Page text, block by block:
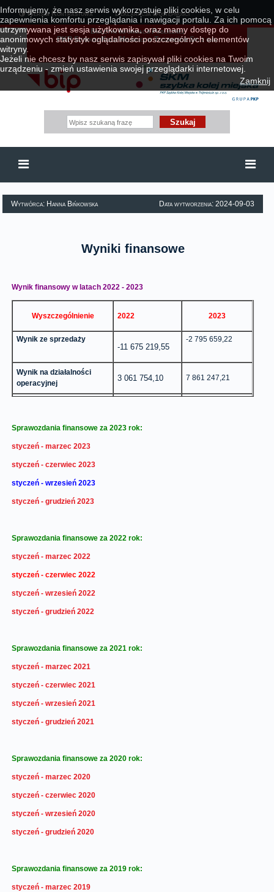
Wersja Kontrastowa Deklaracja Dostępności
Biuletyn Informacji Publicznej
PKP Szybkiej Kolei Miejskiej w Trójmieście Sp. z o.o.
Wytwórca: Hanna Bińkowska Data wytworzenia: 2024-09-03
Wyniki finansowe
Wynik finansowy w latach 2022 - 2023
Wyszczególnienie 2022 2023
Wynik ze sprzedaży
-11 675 219,55
-2 795 659,22
Wynik na działalności
operacyjnej
3 061 754,10 7 861 247,21
Wynik finansowy netto
Sprawozdania finansowe za 2023 rok:
styczeń - marzec 2023
styczeń - czerwiec 2023
styczeń - wrzesień 2023
styczeń - grudzień 2023
Sprawozdania finansowe za 2022 rok:
styczeń - marzec 2022
styczeń - czerwiec 2022
styczeń - wrzesień 2022
styczeń - grudzień 2022
Sprawozdania finansowe za 2021 rok:
styczeń - marzec 2021
styczeń - czerwiec 2021
styczeń - wrzesień 2021
styczeń - grudzień 2021
Sprawozdania finansowe za 2020 rok:
styczeń - marzec 2020
styczeń - czerwiec 2020
styczeń - wrzesień 2020
styczeń - grudzień 2020
Sprawozdania finansowe za 2019 rok:
styczeń - marzec 2019
Informujemy, że nasz serwis wykorzystuje pliki cookies, w celu
zapewnienia komfortu przeglądania i nawigacji portalu. Za ich pomocą
utrzymywana jest sesja użytkownika, oraz mamy dostęp do
anonimowych statystyk oglądalności poszczególnych elementów
witryny.
Jeżeli nie chcesz by nasz serwis zapisywał pliki cookies na Twoim
urządzeniu - zmień ustawienia swojej przeglądarki internetowej.
Zamknij